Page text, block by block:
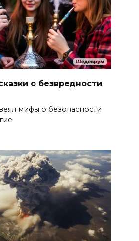
о безвредности
мифы о безопасности